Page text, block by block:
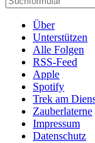
Über
Unterstützen
Alle Folgen
RSS-Feed
Apple
Spotify
Trek am
Zauberlaterne
Impressum
Datenschutz